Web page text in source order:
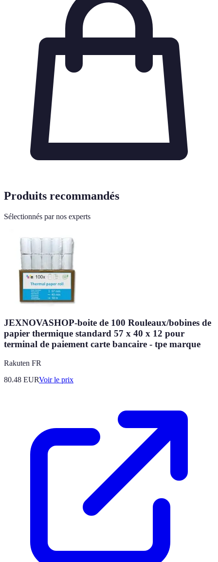
Produits recommandés
Sélectionnés par nos experts
JEXNOVASHOP-boite de 100 Rouleaux/bobines de
papier thermique standard 57 x 40 x 12 pour
terminal de paiement carte bancaire - tpe marque
Rakuten FR
80.48 EURVoir le prix